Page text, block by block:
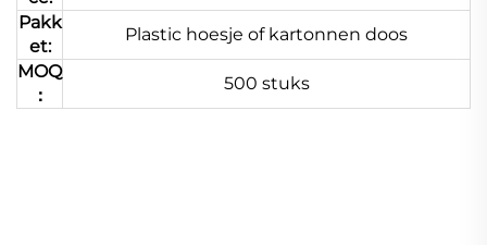
Pakk
et:
Plastic hoesje of kartonnen doos
MOQ
：
500 stuks